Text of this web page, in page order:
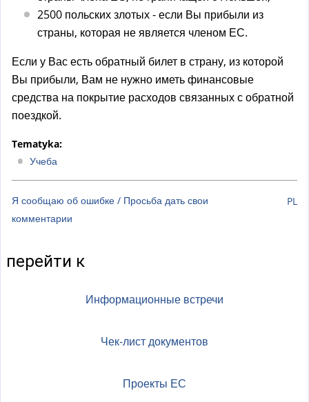
2500 польских злотых - если Вы прибыли из
страны, которая не является членом ЕС.
Если у Вас есть обратный билет в страну, из которой
Вы прибыли, Вам не нужно иметь финансовые
средства на покрытие расходов связанных с обратной
поездкой.
Tematyka:
Учеба
Я сообщаю об ошибке / Просьба дать свои
комментарии
PL
перейти к
Информационные встречи
Чек-лист документов
Проекты ЕС